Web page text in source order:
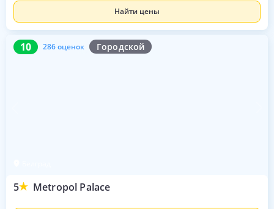
Найти цены
10 286 оценок Городской
5 Metropol Palace
10 286 оценок